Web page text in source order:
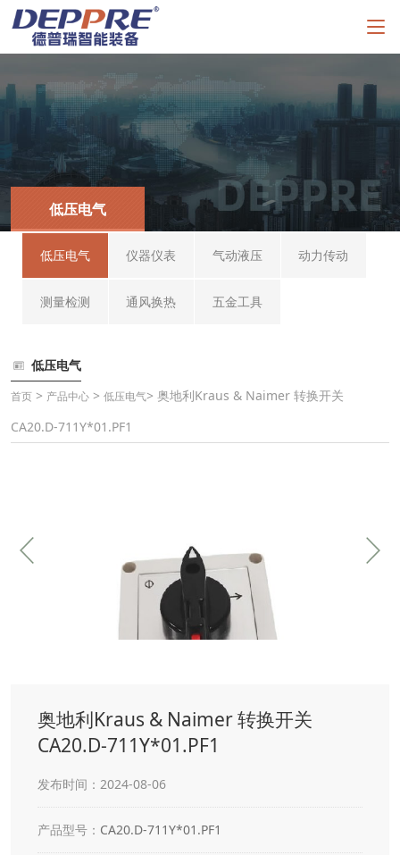
低压电气
低压电气 仪器仪表 气动液压 动力传动
测量检测 通风换热 五金工具
低压电气
首页 > 产品中心 > 低压电气> 奥地利Kraus & Naimer 转换开关
CA20.D-711Y*01.PF1
奥地利Kraus & Naimer 转换开关
CA20.D-711Y*01.PF1
发布时间：2024-08-06
产品型号： CA20.D-711Y*01.PF1